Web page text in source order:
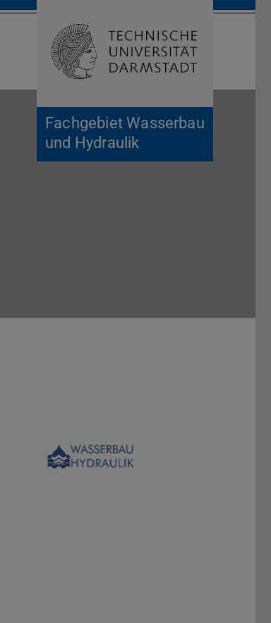
Fachgebiet Wasserbau
und Hydraulik
Suche öffnen